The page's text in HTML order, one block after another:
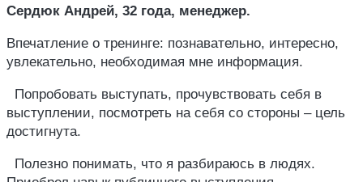
Сердюк Андрей, 32 года, менеджер.
Впечатление о тренинге: познавательно, интересно,
увлекательно, необходимая мне информация.
Попробовать выступать, прочувствовать себя в
выступлении, посмотреть на себя со стороны – цель
достигнута.
Полезно понимать, что я разбираюсь в людях.